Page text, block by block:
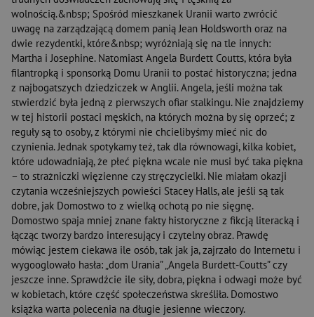
wolnością.&nbsp; Spośród mieszkanek Uranii warto zwrócić
uwagę na zarządzającą domem panią Jean Holdsworth oraz na
dwie rezydentki, które&nbsp; wyróżniają się na tle innych:
Martha i Josephine. Natomiast Angela Burdett Coutts, która była
filantropką i sponsorką Domu Uranii to postać historyczna; jedna
z najbogatszych dziedziczek w Anglii. Angela, jeśli można tak
stwierdzić była jedną z pierwszych ofiar stalkingu. Nie znajdziemy
w tej historii postaci męskich, na których można by się oprzeć; z
reguły są to osoby, z którymi nie chcielibyśmy mieć nic do
czynienia. Jednak spotykamy też, tak dla równowagi, kilka kobiet,
które udowadniają, że płeć piękna wcale nie musi być taka piękna
– to strażniczki więzienne czy stręczycielki. Nie miałam okazji
czytania wcześniejszych powieści Stacey Halls, ale jeśli są tak
dobre, jak Domostwo to z wielką ochotą po nie sięgnę.
Domostwo spaja mniej znane fakty historyczne z fikcją literacką i
łącząc tworzy bardzo interesujący i czytelny obraz. Prawdę
mówiąc jestem ciekawa ile osób, tak jak ja, zajrzało do Internetu i
wygooglowało hasła: „dom Urania” „Angela Burdett-Coutts” czy
jeszcze inne. Sprawdźcie ile siły, dobra, piękna i odwagi może być
w kobietach, które część społeczeństwa skreśliła. Domostwo
książka warta polecenia na długie jesienne wieczory.